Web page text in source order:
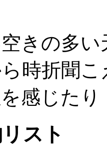
きの多
時折聞
感じたり
スト